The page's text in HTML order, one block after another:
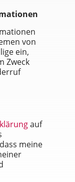
von
ein,
Zweck
auf
meine